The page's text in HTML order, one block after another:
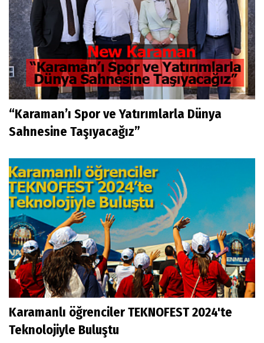
“Karaman’ı Spor ve Yatırımlarla Dünya
Sahnesine Taşıyacağız”
Karamanlı öğrenciler TEKNOFEST 2024'te
Teknolojiyle Buluştu